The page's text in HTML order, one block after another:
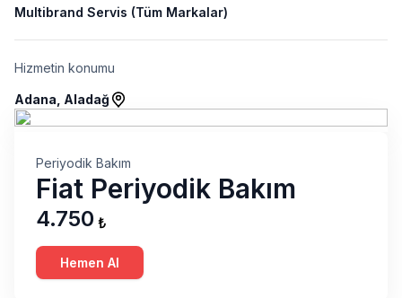
Multibrand Servis (Tüm Markalar)
Hizmetin konumu
Adana, Aladağ
Periyodik Bakım
Fiat Periyodik Bakım
4.750 ₺
Hemen Al